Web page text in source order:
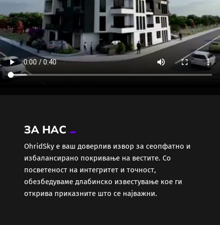
ЗА НАС
ОhridSky е ваш доверлив извор за сеопфатно и
избалансирано покривање на вестите. Со
посветеност на интегритет и точност,
обезбедуваме длабинско известување кое ги
открива приказните што се најважни.